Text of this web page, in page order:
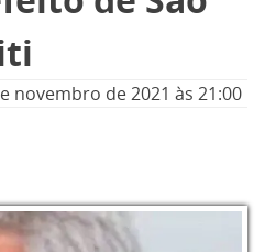
novembro de 2021 às 21:00